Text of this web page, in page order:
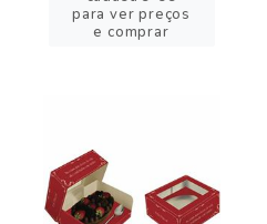
para ver preços
e comprar